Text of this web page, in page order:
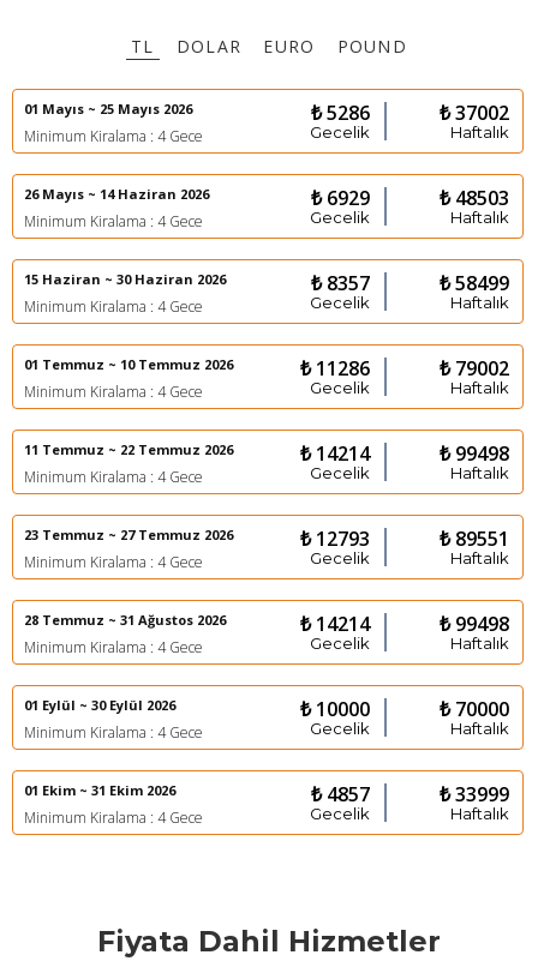
TL DOLAR EURO POUND
01 Mayıs ~ 25 Mayıs 2026
Minimum Kiralama : 4 Gece
₺ 5286
Gecelik
₺ 37002
Haftalık
26 Mayıs ~ 14 Haziran 2026
Minimum Kiralama : 4 Gece
₺ 6929
Gecelik
₺ 48503
Haftalık
15 Haziran ~ 30 Haziran 2026
Minimum Kiralama : 4 Gece
₺ 8357
Gecelik
₺ 58499
Haftalık
01 Temmuz ~ 10 Temmuz 2026
Minimum Kiralama : 4 Gece
₺ 11286
Gecelik
₺ 79002
Haftalık
11 Temmuz ~ 22 Temmuz 2026
Minimum Kiralama : 4 Gece
₺ 14214
Gecelik
₺ 99498
Haftalık
23 Temmuz ~ 27 Temmuz 2026
Minimum Kiralama : 4 Gece
₺ 12793
Gecelik
₺ 89551
Haftalık
28 Temmuz ~ 31 Ağustos 2026
Minimum Kiralama : 4 Gece
₺ 14214
Gecelik
₺ 99498
Haftalık
01 Eylül ~ 30 Eylül 2026
Minimum Kiralama : 4 Gece
₺ 10000
Gecelik
₺ 70000
Haftalık
01 Ekim ~ 31 Ekim 2026
Minimum Kiralama : 4 Gece
₺ 4857
Gecelik
₺ 33999
Haftalık
Fiyata Dahil Hizmetler